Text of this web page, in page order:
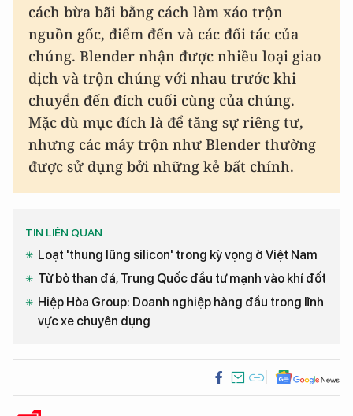
cách bừa bãi bằng cách làm xáo trộn
nguồn gốc, điểm đến và các đối tác của
chúng. Blender nhận được nhiều loại giao
dịch và trộn chúng với nhau trước khi
chuyển đến đích cuối cùng của chúng.
Mặc dù mục đích là để tăng sự riêng tư,
nhưng các máy trộn như Blender thường
được sử dụng bởi những kẻ bất chính.
TIN LIÊN QUAN
Loạt 'thung lũng silicon' trong kỳ vọng ở Việt Nam
Từ bỏ than đá, Trung Quốc đầu tư mạnh vào khí đốt
Hiệp Hòa Group: Doanh nghiệp hàng đầu trong lĩnh
vực xe chuyên dụng